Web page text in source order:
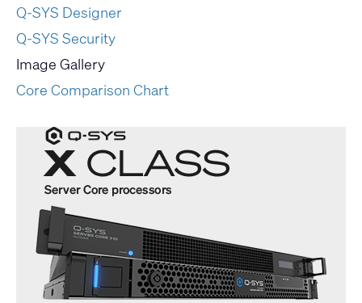
Q-SYS Designer
Q-SYS Security
Image Gallery
Core Comparison Chart